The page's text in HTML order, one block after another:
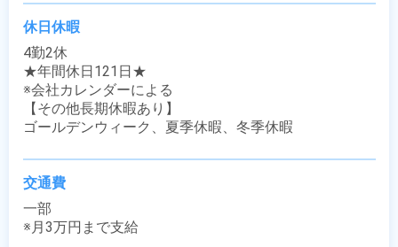
休日休暇
4勤2休
★年間休日121日★
※会社カレンダーによる
【その他長期休暇あり】
ゴールデンウィーク、夏季休暇、冬季休暇
交通費
一部
※月3万円まで支給